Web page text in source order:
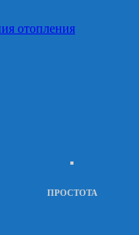
отопления
ПРОСТОТА